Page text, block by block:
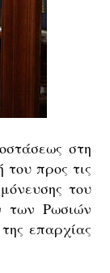
στη
προς τις
του
των Ρωσιών
επαρχίας